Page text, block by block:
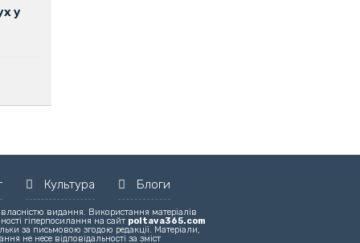
у
Культура Блоги
видання. Використання матеріалів
гіперпосилання на сайт poltava365.com
за письмовою згодою редакції. Матеріали,
не несе відповідальності за зміст